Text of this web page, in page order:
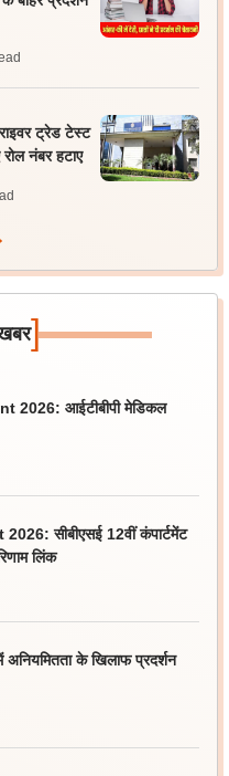
ट्रेड टेस्ट
नंबर हटाए
]
आईटीबीपी मेडिकल
सीबीएसई 12वीं कंपार्टमेंट
लिंक
के खिलाफ प्रदर्शन